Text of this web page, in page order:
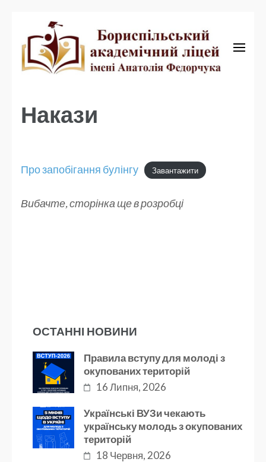
академічний ліцей
Накази
Про запобігання булінгу Завантажити
Вибачте, сторінка ще в розробці
ОСТАННІ НОВИНИ
Правила вступу для молоді з
окупованих територій
16 Липня, 2026
Українські ВУЗи чекають
українську молодь з окупованих
територій
18 Червня, 2026